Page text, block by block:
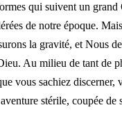
qui suivent un
de notre époque.
la gravité, et Nous
Au milieu de tant de
vous sachiez discerner,
stérile, coupée